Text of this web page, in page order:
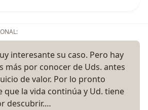
interesante su caso. Pero hay
más por conocer de Uds. antes
de valor. Por lo pronto
que la vida continúa y Ud. tiene
descubrir.…